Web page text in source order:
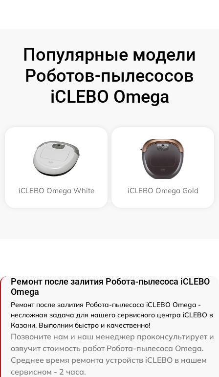
Популярные модели
Роботов-пылесосов
iCLEBO Omega
iCLEBO Omega White iCLEBO Omega Gold
Ремонт после залития Робота-пылесоса iCLEBO
Omega
Ремонт после залития Робота-пылесоса iCLEBO Omega -
несложная задача для нашего сервисного центра iCLEBO в
Казани. Выполним быстро и качественно!
Позвоните нам и наш менеджер проконсультирует и
озвучит стоимость работ Робота-пылесоса Omega.
Среднее время ремонта устройств iCLEBO в нашем
сервисном - 2 часа.